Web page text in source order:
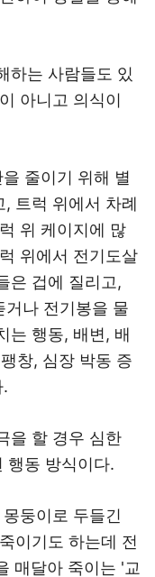
하는 사람들도 있
아니고 의식이
줄이기 위해 별
트럭 위에서 차례
위 케이지에 많
위에서 전기도살
은 겁에 질리고,
거나 전기봉을 물
는 행동, 배변, 배
창, 심장 박동 증
을 할 경우 심한
행동 방식이다.
둥이로 두들긴
이기도 하는데 전
매달아 죽이는 '교